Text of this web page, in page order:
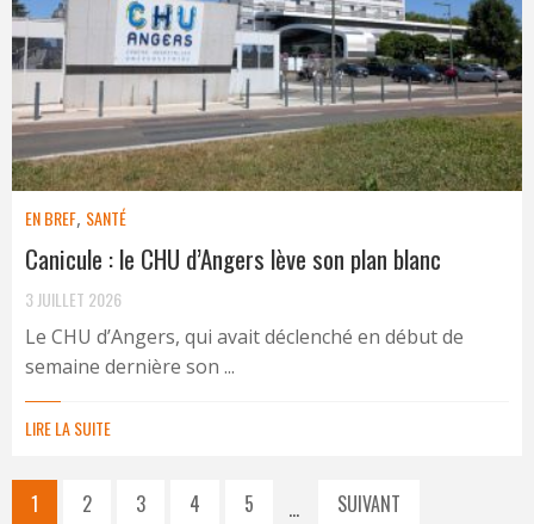
EN BREF, SANTÉ
Canicule : le CHU d’Angers lève son plan blanc
3 JUILLET 2026
Le CHU d’Angers, qui avait déclenché en début de
semaine dernière son ...
LIRE LA SUITE
1 2 3 4 5 … SUIVANT